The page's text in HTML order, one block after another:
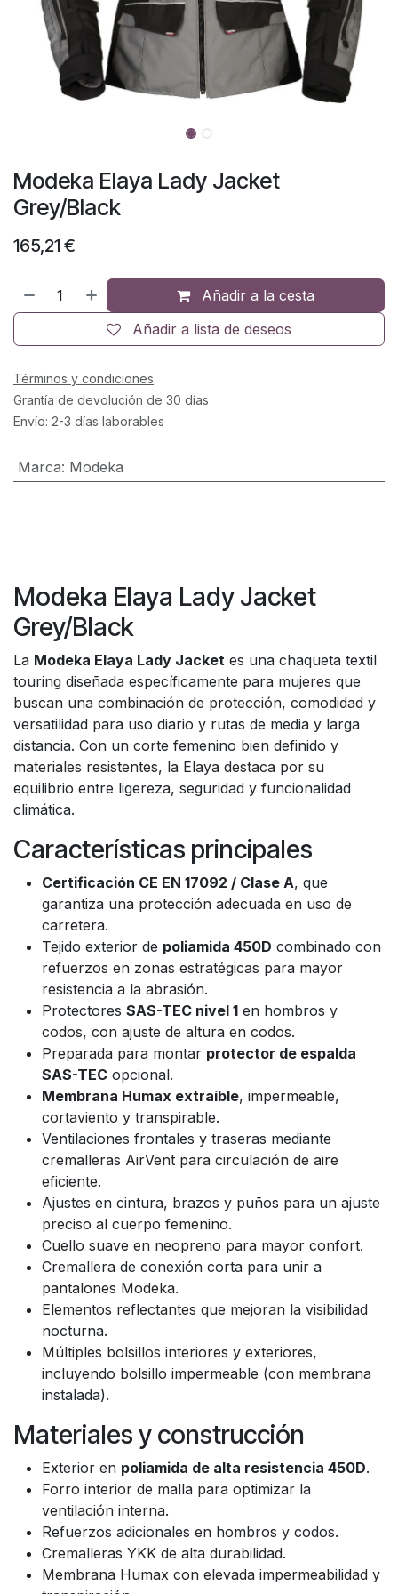
Modeka Elaya Lady Jacket
Grey/Black
165,21€
Añadir a la cesta
Añadir a lista de deseos
Términos y condiciones
Grantía de devolución de 30 días
Envío: 2-3 días laborables
Marca: Modeka
Modeka Elaya Lady Jacket
Grey/Black
La Modeka Elaya Lady Jacket es una chaqueta textil
touring diseñada específicamente para mujeres que
buscan una combinación de protección, comodidad y
versatilidad para uso diario y rutas de media y larga
distancia. Con un corte femenino bien definido y
materiales resistentes, la Elaya destaca por su
equilibrio entre ligereza, seguridad y funcionalidad
climática.
Características principales
Certificación CE EN 17092 / Clase A, que
garantiza una protección adecuada en uso de
carretera.
Tejido exterior de poliamida 450D combinado con
refuerzos en zonas estratégicas para mayor
resistencia a la abrasión.
Protectores SAS-TEC nivel 1 en hombros y
codos, con ajuste de altura en codos.
Preparada para montar protector de espalda
SAS-TEC opcional.
Membrana Humax extraíble, impermeable,
cortaviento y transpirable.
Ventilaciones frontales y traseras mediante
cremalleras AirVent para circulación de aire
eficiente.
Ajustes en cintura, brazos y puños para un ajuste
preciso al cuerpo femenino.
Cuello suave en neopreno para mayor confort.
Cremallera de conexión corta para unir a
pantalones Modeka.
Elementos reflectantes que mejoran la visibilidad
nocturna.
Múltiples bolsillos interiores y exteriores,
incluyendo bolsillo impermeable (con membrana
instalada).
Materiales y construcción
Exterior en poliamida de alta resistencia 450D.
Forro interior de malla para optimizar la
ventilación interna.
Refuerzos adicionales en hombros y codos.
Cremalleras YKK de alta durabilidad.
Membrana Humax con elevada impermeabilidad y